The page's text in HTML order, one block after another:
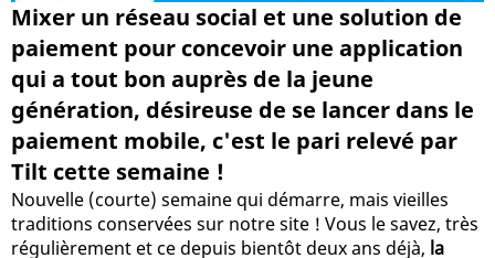
Mixer un réseau social et une solution de
paiement pour concevoir une application
qui a tout bon auprès de la jeune
génération, désireuse de se lancer dans le
paiement mobile, c'est le pari relevé par
Tilt cette semaine !
Nouvelle (courte) semaine qui démarre, mais vieilles
traditions conservées sur notre site ! Vous le savez, très
régulièrement et ce depuis bientôt deux ans déjà, la